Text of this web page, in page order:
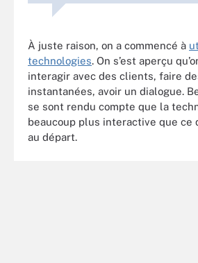
À juste raison, on a commencé à
technologies. On s’est aperçu
interagir avec des clients, faire
instantanées, avoir un dialogue.
se sont rendu compte que la
beaucoup plus interactive que ce
au départ.